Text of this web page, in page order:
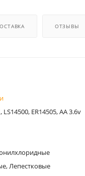
ОТЗЫВЫ
LS14500, ER14505, AA 3.6v
Лепестковые